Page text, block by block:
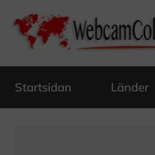
Startsidan Länder